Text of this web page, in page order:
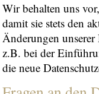
Wir behalten uns
damit sie stets den
Änderungen
z.B. bei der
die neue